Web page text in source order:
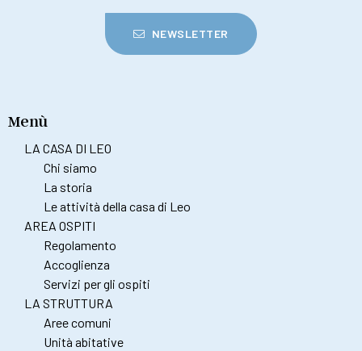
NEWSLETTER
Menù
LA CASA DI LEO
Chi siamo
La storia
Le attività della casa di Leo
AREA OSPITI
Regolamento
Accoglienza
Servizi per gli ospiti
LA STRUTTURA
Aree comuni
Unità abitative